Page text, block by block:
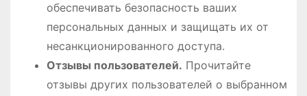
обеспечивать безопасность ваших
персональных данных и защищать их от
несанкционированного доступа.
Отзывы пользователей. Прочитайте
отзывы других пользователей о выбранном